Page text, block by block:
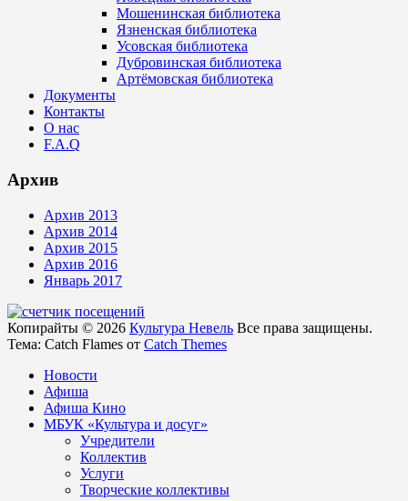
Мошенинская библиотека
Язненская библиотека
Усовская библиотека
Дубровинская библиотека
Артёмовская библиотека
Документы
Контакты
О нас
F.A.Q
Архив
Архив 2013
Архив 2014
Архив 2015
Архив 2016
Январь 2017
Копирайты © 2026 Культура Невель Все права защищены.
Тема: Catch Flames от Catch Themes
Новости
Афиша
Афиша Кино
МБУК «Культура и досуг»
Учредители
Коллектив
Услуги
Творческие коллективы